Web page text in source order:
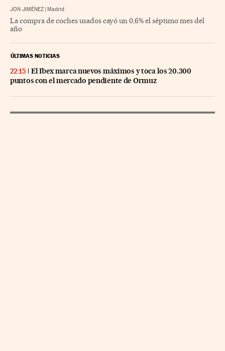
JON JIMÉNEZ Madrid
La compra de coches usados cayó un 0,6% el séptimo mes del
año
ÚLTIMAS NOTICIAS
22:15
El Ibex marca nuevos máximos y toca los 20.300
puntos con el mercado pendiente de Ormuz